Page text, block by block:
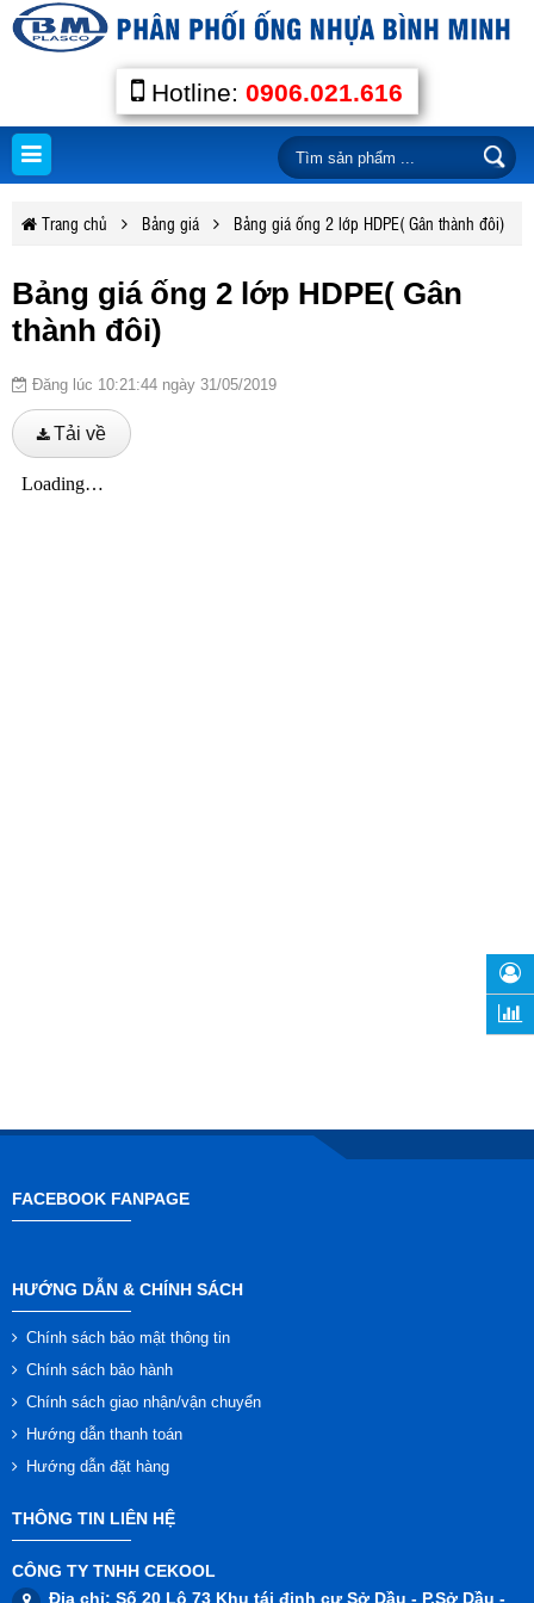
Hotline: 0906.021.616
Trang chủ Bảng giá Bảng giá ống 2 lớp HDPE( Gân thành đôi)
Bảng giá ống 2 lớp HDPE( Gân
thành đôi)
Đăng lúc 10:21:44 ngày 31/05/2019
Tải về
FACEBOOK FANPAGE
HƯỚNG DẪN & CHÍNH SÁCH
Chính sách bảo mật thông tin
Chính sách bảo hành
Chính sách giao nhận/vận chuyển
Hướng dẫn thanh toán
Hướng dẫn đặt hàng
THÔNG TIN LIÊN HỆ
CÔNG TY TNHH CEKOOL
Địa chỉ: Số 20 Lô 73 Khu tái định cư Sở Dầu - P.Sở Dầu -